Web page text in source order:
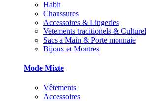
Habit
Chaussures
Accessoires & Lingeries
Vetements traditionels & Culturel
Sacs a Main & Porte monnaie
Bijoux et Montres
Mode Mixte
Vêtements
Accessoires